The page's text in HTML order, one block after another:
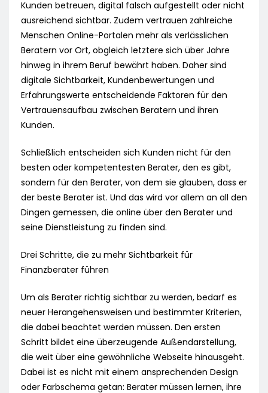
Kunden betreuen, digital falsch aufgestellt oder nicht
ausreichend sichtbar. Zudem vertrauen zahlreiche
Menschen Online-Portalen mehr als verlässlichen
Beratern vor Ort, obgleich letztere sich über Jahre
hinweg in ihrem Beruf bewährt haben. Daher sind
digitale Sichtbarkeit, Kundenbewertungen und
Erfahrungswerte entscheidende Faktoren für den
Vertrauensaufbau zwischen Beratern und ihren
Kunden.
Schließlich entscheiden sich Kunden nicht für den
besten oder kompetentesten Berater, den es gibt,
sondern für den Berater, von dem sie glauben, dass er
der beste Berater ist. Und das wird vor allem an all den
Dingen gemessen, die online über den Berater und
seine Dienstleistung zu finden sind.
Drei Schritte, die zu mehr Sichtbarkeit für
Finanzberater führen
Um als Berater richtig sichtbar zu werden, bedarf es
neuer Herangehensweisen und bestimmter Kriterien,
die dabei beachtet werden müssen. Den ersten
Schritt bildet eine überzeugende Außendarstellung,
die weit über eine gewöhnliche Webseite hinausgeht.
Dabei ist es nicht mit einem ansprechenden Design
oder Farbschema getan: Berater müssen lernen, ihre